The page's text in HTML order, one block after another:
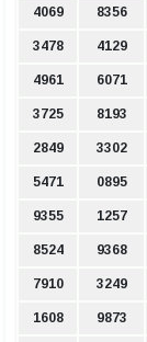
4069 8356
3478 4129
4961 6071
3725 8193
2849 3302
5471 0895
9355 1257
8524 9368
7910 3249
1608 9873